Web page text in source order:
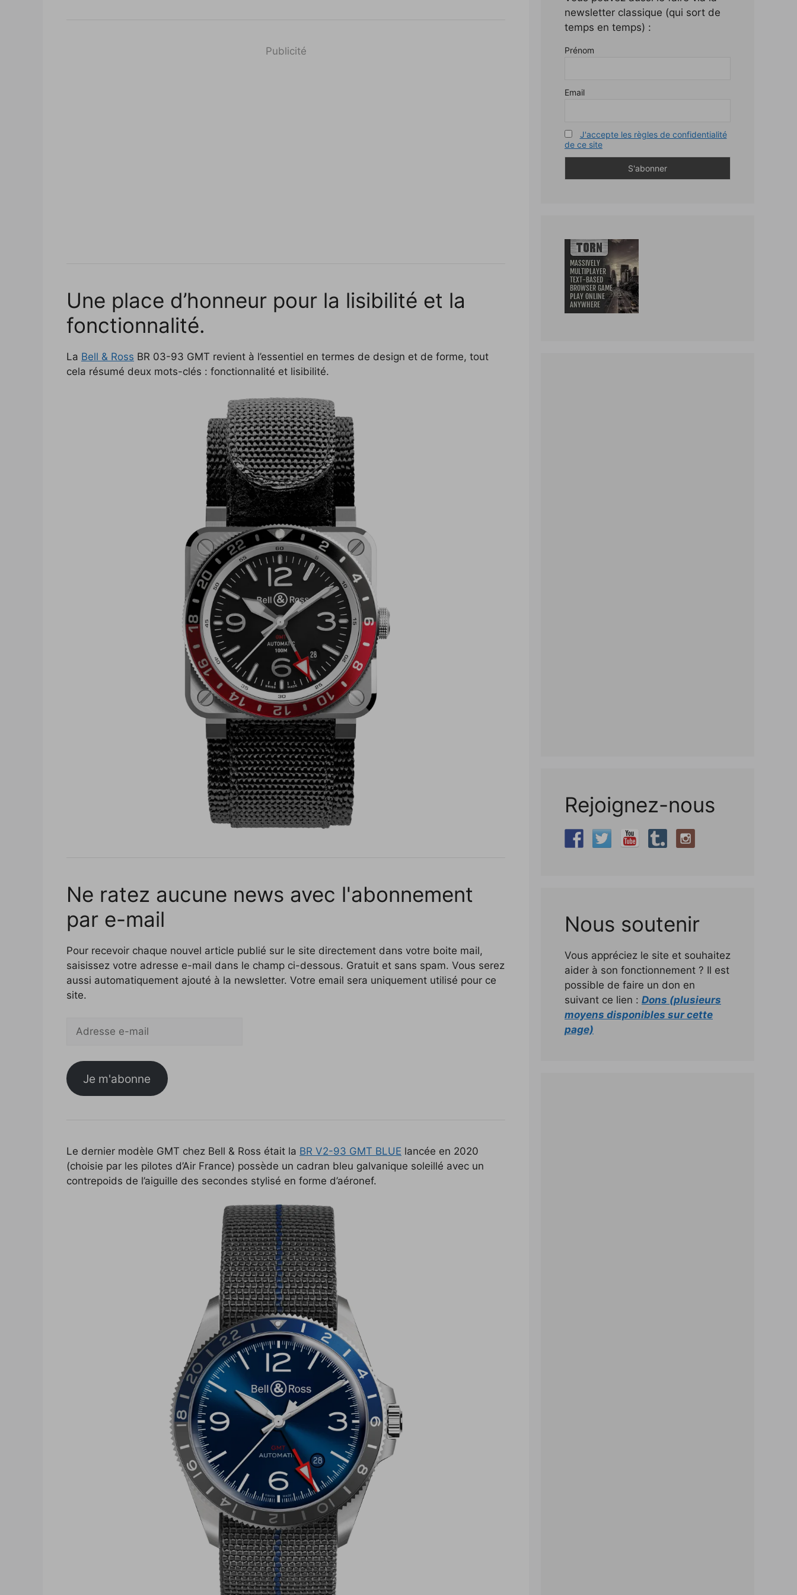
Publicité
Une place d’honneur pour la lisibilité et la
fonctionnalité.
La Bell & Ross BR 03-93 GMT revient à l’essentiel en termes de design et de forme, tout
cela résumé deux mots-clés : fonctionnalité et lisibilité.
Ne ratez aucune news avec l'abonnement
par e-mail
Pour recevoir chaque nouvel article publié sur le site directement dans votre boite mail,
saisissez votre adresse e-mail dans le champ ci-dessous. Gratuit et sans spam. Vous serez
aussi automatiquement ajouté à la newsletter. Votre email sera uniquement utilisé pour ce
site.
Adresse
Je m'abonne
Le dernier modèle GMT chez Bell & Ross était la BR V2-93 GMT BLUE lancée en 2020
(choisie par les pilotes d’Air France) possède un cadran bleu galvanique soleillé avec un
contrepoids de l’aiguille des secondes stylisé en forme d’aéronef.
newsletter classique (qui sort de
temps en temps) :
Prénom
Email
J'accepte les règles de confidentialité
de ce site
Rejoignez-nous
Nous soutenir
Vous appréciez le site et souhaitez
aider à son fonctionnement ? Il est
possible de faire un don en
suivant ce lien : Dons (plusieurs
moyens disponibles sur cette
page)